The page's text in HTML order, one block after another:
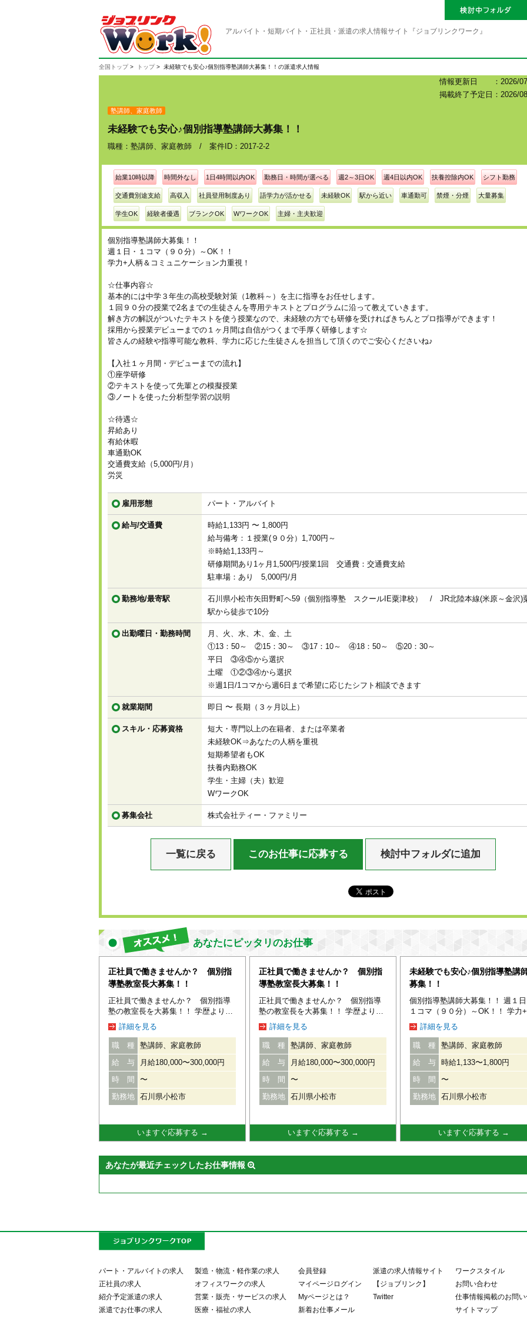
アルバイト・短期バイト・正社員・派遣の求人情報サイト『ジョブリンクワーク』
全国トップ トップ 未経験でも安心♪個別指導塾講師大募集！！の派遣求人情報
情報更新日 ：2026/
掲載終了予定日：2026/
塾講師、家庭教師
未経験でも安心♪個別指導塾講師大募集！！
職種：塾講師、家庭教師 / 案件ID：2017-2-2
始業10時以降 時間外なし 1日4時間以内OK 勤務日・時間が選べる 週2～3日OK 週4日以内OK 扶養控除内OK シフト勤務
交通費別途支給 高収入 社員登用制度あり 語学力が活かせる 未経験OK 駅から近い 車通勤可 禁煙・分煙 大量募集
学生OK 経験者優遇 ブランクOK WワークOK 主婦・主夫歓迎
個別指導塾講師大募集！！
週１日・１コマ（９０分）～OK！！
学力+人柄＆コミュニケーション力重視！
☆仕事内容☆
基本的には中学３年生の高校受験対策（1教科～）を主に指導をお任せします。
１回９０分の授業で2名までの生徒さんを専用テキストとプログラムに沿って教えていきます。
解き方の解説がついたテキストを使う授業なので、未経験の方でも研修を受ければきちんとプロ指導ができます！
採用から授業デビューまでの１ヶ月間は自信がつくまで手厚く研修します☆
皆さんの経験や指導可能な教科、学力に応じた生徒さんを担当して頂くのでご安心くださいね♪
【入社１ヶ月間・デビューまでの流れ】
①座学研修
②テキストを使って先輩との模擬授業
③ノートを使った分析型学習の説明
☆待遇☆
昇給あり
有給休暇
車通勤OK
交通費支給（5,000円/月）
労災
雇用形態 パート・アルバイト
給与/交通費
時給1,133円 〜 1,800円
給与備考：１授業(９０分）1,700円～
※時給1,133円～
研修期間あり1ヶ月1,500円/授業1回 交通費：交通費支給
駐車場：あり 5,000円/月
勤務地/最寄駅
石川県小松市矢田野町ヘ59（個別指導塾 スクールIE粟津校） / JR北陸本線(米原～金沢)
駅から徒歩で10分
出勤曜日・勤務時間
月、火、水、木、金、土
①13：50～ ②15：30～ ③17：10～ ④18：50～ ⑤20：30～
平日 ③④⑤から選択
土曜 ①②③④から選択
※週1日/1コマから週6日まで希望に応じたシフト相談できます
就業期間 即日 〜 長期（３ヶ月以上）
スキル・応募資格
短大・専門以上の在籍者、または卒業者
未経験OK⇒あなたの人柄を重視
短期希望者もOK
扶養内勤務OK
学生・主婦（夫）歓迎
WワークOK
募集会社 株式会社ティー・ファミリー
一覧に戻る このお仕事に応募する 検討中フォルダに追加
あなたにピッタリのお仕事
正社員で働きませんか？ 個別指
導塾教室長大募集！！
正社員で働きませんか？ 個別指導
塾の教室長を大募集！！ 学歴よりア
ナタの人柄やコミュニケーション
力、やる気を重視します！ ☆仕事内
容☆ 教室運営に関する一連の事務業
務や講師管理、 保護者・生徒へのカ
ウンセリングを中心に行っていただ
きます。 指導可能な学年、教材の授
業を自ら担当することもできます。
必要な資格は特にありませんので、
教育業界が初めての方でも活躍でき
経験・年齢不問 ☆待遇☆ 昇給あり
賞与あり 社会保険完備 教室長手当
給） 交通費支給（規定支給）
詳細を見る
職 種 塾講師、家庭教師
給 与 月給180,000〜300,000円
時 間 〜
勤務地 石川県小松市
いますぐ応募する →
正社員で働きませんか？ 個別指
導塾教室長大募集！！
正社員で働きませんか？ 個別指導
塾の教室長を大募集！！ 学歴よりア
ナタの人柄やコミュニケーション
力、やる気を重視します！ ☆仕事内
容☆ 教室運営に関する一連の事務業
務や講師管理、 保護者・生徒へのカ
ウンセリングを中心に行っていただ
きます。 指導可能な学年、教材の授
業を自ら担当することもできます。
必要な資格は特にありませんので、
教育業界が初めての方でも活躍でき
経験・年齢不問 ☆待遇☆ 昇給あり
賞与あり 社会保険完備 教室長手当
詳細を見る
職 種 塾講師、家庭教師
給 与 月給180,000〜300,000円
時 間 〜
勤務地 石川県小松市
いますぐ応募する →
未経験でも安心♪個別指導塾講
募集！！
個別指導塾講師大募集！！ 週１
１コマ（９０分）～OK！！ 学力
柄＆コミュニケーション力重視
仕事内容☆ 基本的には中学３年
高校受験対策（1教科～）を主に
をお任せします。 １回９０分の
で2名までの生徒さんを専用テキ
とプログラムに沿って教えていき
す。 解き方の解説がついたテキ
を使う授業なので、未経験の方で
研修を受ければきちんとプロ指導
での１ヶ月間は自信がつくまで手
く研修します☆ 皆さんの経験や
使って先輩との模擬授業 ③ノー
詳細を見る
職 種 塾講師、家庭教師
給 与 時給1,133〜1,800円
時 間 〜
勤務地 石川県小松市
いますぐ応募する →
あなたが最近チェックしたお仕事情報
パート・アルバイトの求人
正社員の求人
紹介予定派遣の求人
派遣でお仕事の求人
製造・物流・軽作業の求人
オフィスワークの求人
営業・販売・サービスの求人
医療・福祉の求人
会員登録
マイページログイン
Myページとは？
新着お仕事メール
派遣の求人情報サイト
【ジョブリンク】
Twitter
ワークスタイル
お問い合わせ
仕事情報掲載のお問
サイトマップ